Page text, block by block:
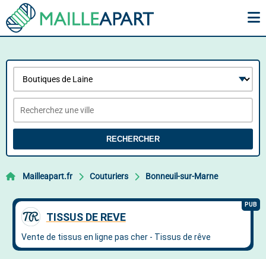
RECHERCHER
Mailleapart.fr Couturiers Bonneuil-sur-Marne